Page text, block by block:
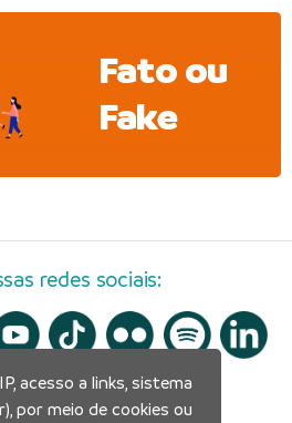
Fato ou
Fake
redes sociais:
acesso a links, sistema
por meio de cookies ou